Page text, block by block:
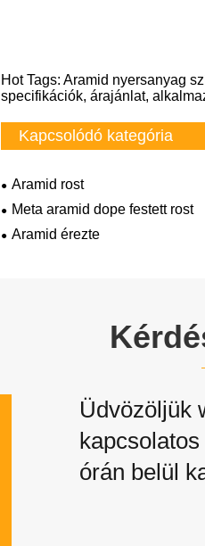
Hot Tags: Aramid nyersanyag
specifikációk, árajánlat,
Kapcsolódó kategória
Aramid rost
Meta aramid dope festett rost
Aramid érezte
Üdvözöljük
órán belül